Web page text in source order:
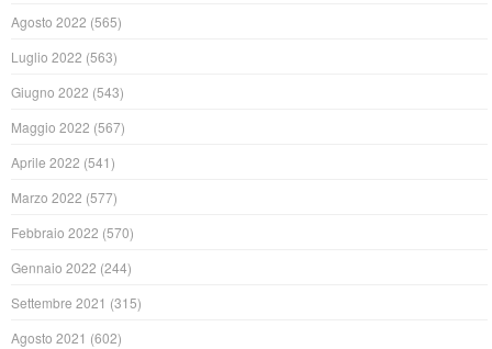
Agosto 2022 (565)
Luglio 2022 (563)
Giugno 2022 (543)
Maggio 2022 (567)
Aprile 2022 (541)
Marzo 2022 (577)
Febbraio 2022 (570)
Gennaio 2022 (244)
Settembre 2021 (315)
Agosto 2021 (602)